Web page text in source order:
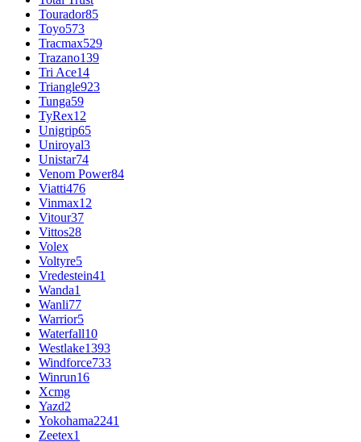
Tourador85
Toyo573
Tracmax529
Trazano139
Tri Ace14
Triangle923
Tunga59
TyRex12
Unigrip65
Uniroyal3
Unistar74
Venom Power84
Viatti476
Vinmax12
Vitour37
Vittos28
Volex
Voltyre5
Vredestein41
Wanda1
Wanli77
Warrior5
Waterfall10
Westlake1393
Windforce733
Winrun16
Xcmg
Yazd2
Yokohama2241
Zeetex1